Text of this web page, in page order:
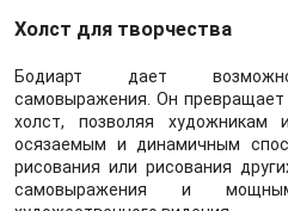
Холст для творчества
Бодиарт дает
самовыражения. Он
холст, позволяя
осязаемым и динамичным
рисования или рисования
самовыражения и